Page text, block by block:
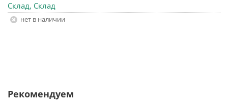
Склад, Склад
Нет в наличии
Рекомендуем